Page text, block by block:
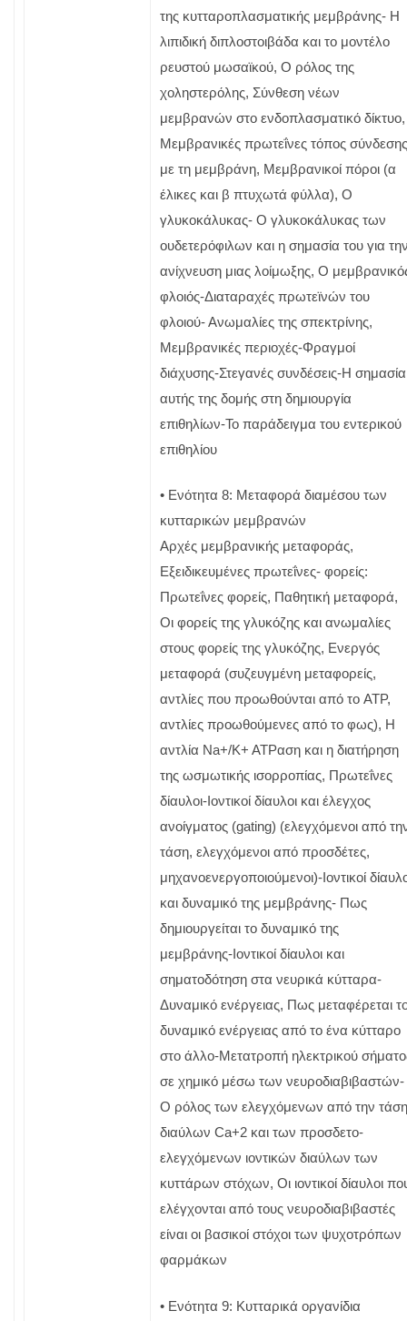
της κυτταροπλασματικής μεμβράνης- Η
λιπιδική διπλοστοιβάδα και το μοντέλο
ρευστού μωσαϊκού, Ο ρόλος της
χοληστερόλης, Σύνθεση νέων
μεμβρανών στο ενδοπλασματικό δίκτυο,
Μεμβρανικές πρωτεΐνες τόπος σύνδεσης
με τη μεμβράνη, Μεμβρανικοί πόροι (α
έλικες και β πτυχωτά φύλλα), Ο
γλυκοκάλυκας- Ο γλυκοκάλυκας των
ουδετερόφιλων και η σημασία του για
ανίχνευση μιας λοίμωξης, Ο
φλοιός-Διαταραχές πρωτεϊνών του
φλοιού- Ανωμαλίες της σπεκτρίνης,
Μεμβρανικές περιοχές-Φραγμοί
διάχυσης-Στεγανές συνδέσεις-Η σημασία
αυτής της δομής στη δημιουργία
επιθηλίων-Το παράδειγμα του εντερικού
επιθηλίου
• Ενότητα 8: Μεταφορά διαμέσου των
κυτταρικών μεμβρανών
Αρχές μεμβρανικής μεταφοράς,
Εξειδικευμένες πρωτεΐνες- φορείς:
Πρωτεΐνες φορείς, Παθητική μεταφορά,
Οι φορείς της γλυκόζης και ανωμαλίες
στους φορείς της γλυκόζης, Ενεργός
μεταφορά (συζευγμένη μεταφορείς,
αντλίες που προωθούνται από το ATP,
αντλίες προωθούμενες από το φως), Η
αντλία Na+/K+ ATPαση και η διατήρηση
της ωσμωτικής ισορροπίας, Πρωτεΐνες
δίαυλοι-Ιοντικοί δίαυλοι και έλεγχος
ανοίγματος (gating) (ελεγχόμενοι από
τάση, ελεγχόμενοι από προσδέτες,
μηχανοενεργοποιούμενοι)-Ιοντικοί
και δυναμικό της μεμβράνης- Πως
δημιουργείται το δυναμικό της
μεμβράνης-Ιοντικοί δίαυλοι και
σηματοδότηση στα νευρικά κύτταρα-
Δυναμικό ενέργειας, Πως μεταφέρεται
δυναμικό ενέργειας από το ένα κύτταρο
στο άλλο-Μετατροπή ηλεκτρικού
σε χημικό μέσω των νευροδιαβιβαστών-
Ο ρόλος των ελεγχόμενων από την τάση
διαύλων Ca+2 και των προσδετο-
ελεγχόμενων ιοντικών διαύλων των
κυττάρων στόχων, Οι ιοντικοί δίαυλοι
ελέγχονται από τους νευροδιαβιβαστές
είναι οι βασικοί στόχοι των ψυχοτρόπων
φαρμάκων
• Ενότητα 9: Κυτταρικά οργανίδια